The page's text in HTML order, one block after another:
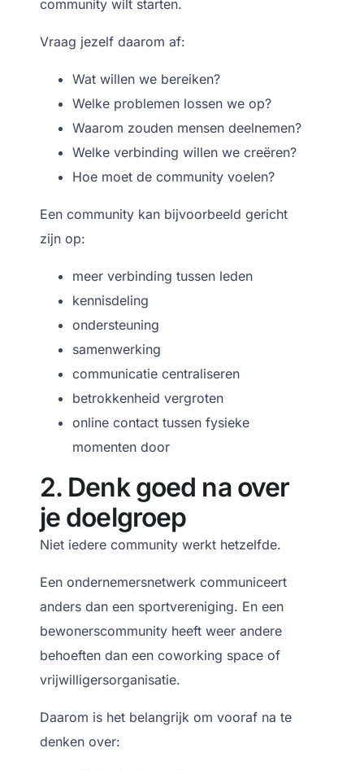
community wilt starten.
Vraag jezelf daarom af:
Wat willen we bereiken?
Welke problemen lossen we op?
Waarom zouden mensen deelnemen?
Welke verbinding willen we creëren?
Hoe moet de community voelen?
Een community kan bijvoorbeeld gericht
zijn op:
meer verbinding tussen leden
kennisdeling
ondersteuning
samenwerking
communicatie centraliseren
betrokkenheid vergroten
online contact tussen fysieke
momenten door
2. Denk goed na over
je doelgroep
Niet iedere community werkt hetzelfde.
Een ondernemersnetwerk communiceert
anders dan een sportvereniging. En een
bewonerscommunity heeft weer andere
behoeften dan een coworking space of
vrijwilligersorganisatie.
Daarom is het belangrijk om vooraf na te
denken over: